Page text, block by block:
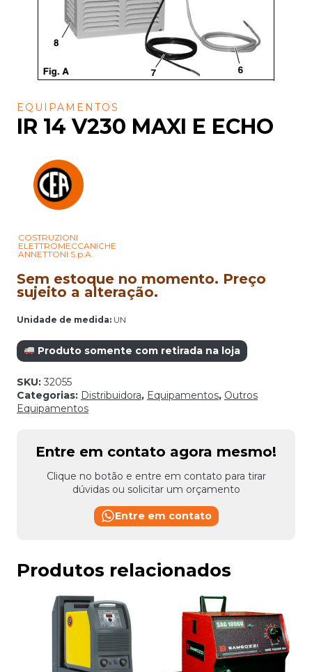
EQUIPAMENTOS
IR 14 V230 MAXI E ECHO
COSTRUZIONI
ELETTROMECCANICHE
ANNETTONI S.p.A.
Sem estoque no momento. Preço
sujeito a alteração.
Unidade de medida: UN
Produto somente com retirada na loja
SKU: 32055
Categorias: Distribuidora, Equipamentos, Outros
Equipamentos
Entre em contato agora mesmo!
Clique no botão e entre em contato para tirar
dúvidas ou solicitar um orçamento
Entre em contato
Produtos relacionados